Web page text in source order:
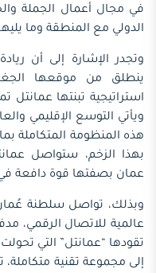
في مجال أعمال الجملة
الدولي مع المنطقة وما
وتجدر الإشارة إلى أن
ينطلق من موقعها
استراتيجية تبنتها عمانتل
هذه المنظومة المتكاملة
بهذا الزخم، ستواصل
عمان بصفتها قوة دافعة
وبذلك، تواصل سلطنة
عالمية للاتصال الرقمي،
تقودها “عمانتل” التي
إلى مجموعة تقنية